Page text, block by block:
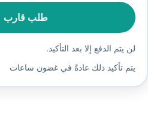
طلب قارب
لن يتم الدفع إلا بعد التأكيد.
يتم تأكيد ذلك عادةً في غضون ساعات